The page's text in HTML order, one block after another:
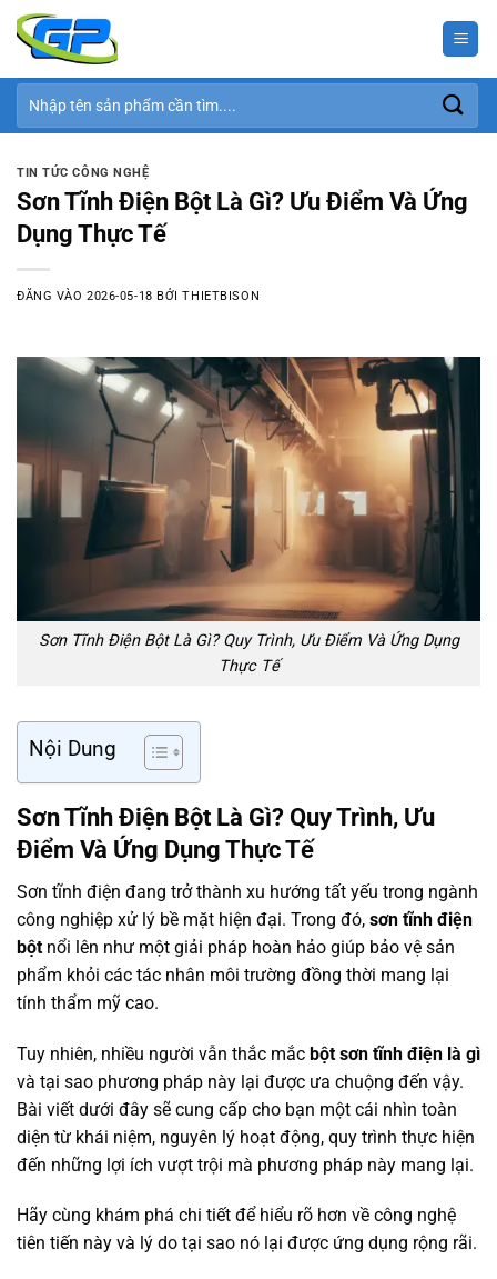
Bỏ
qua
dung
Tìm
kiếm:
TIN TỨC CÔNG NGHỆ
Sơn Tĩnh Điện Bột Là Gì? Ưu Điểm Và Ứng
Dụng Thực Tế
ĐĂNG VÀO2026-05-18 BỞITHIETBISON
Sơn Tĩnh Điện Bột Là Gì? Quy Trình, Ưu Điểm Và Ứng Dụng
Thực Tế
Nội Dung
Sơn Tĩnh Điện Bột Là Gì? Quy Trình, Ưu
Điểm Và Ứng Dụng Thực Tế
Sơn tĩnh điện đang trở thành xu hướng tất yếu trong ngành
công nghiệp xử lý bề mặt hiện đại. Trong đó, sơn tĩnh điện
bột nổi lên như một giải pháp hoàn hảo giúp bảo vệ sản
phẩm khỏi các tác nhân môi trường đồng thời mang lại
tính thẩm mỹ cao.
Tuy nhiên, nhiều người vẫn thắc mắc bột sơn tĩnh điện là gì
và tại sao phương pháp này lại được ưa chuộng đến vậy.
Bài viết dưới đây sẽ cung cấp cho bạn một cái nhìn toàn
diện từ khái niệm, nguyên lý hoạt động, quy trình thực hiện
đến những lợi ích vượt trội mà phương pháp này mang lại.
Hãy cùng khám phá chi tiết để hiểu rõ hơn về công nghệ
tiên tiến này và lý do tại sao nó lại được ứng dụng rộng rãi.